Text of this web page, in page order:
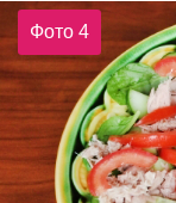
Фото 4